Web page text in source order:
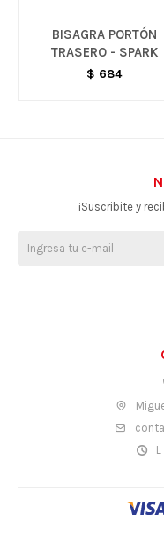
BISAGRA PORTÓN
TRASERO - SPARK
$ 684
¡Suscribite y